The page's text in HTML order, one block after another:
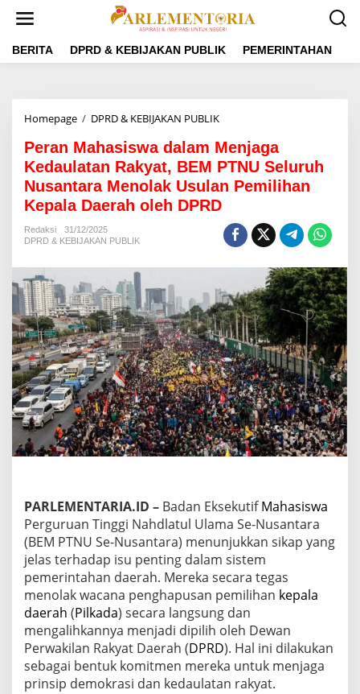
t
BERITA DPRD & KEBIJAKAN PUBLIK PEMERINTAHAN
Homepage / DPRD & KEBIJAKAN PUBLIK
r
a
n
M
a
a
w
a
d
a
l
a
m
M
e
n
j
a
e
d
a
l
a
t
a
n
R
a
k
y
Peran Mahasiswa dalam Menjaga
Kedaulatan Rakyat, BEM PTNU Seluruh
Nusantara Menolak Usulan Pemilihan
Kepala Daerah oleh DPRD
Redaksi
31/12/2025
DPRD & KEBIJAKAN PUBLIK
PARLEMENTARIA.ID – Badan EksekutifMahasiswa
Perguruan Tinggi Nahdlatul Ulama Se-Nusantara
(BEM PTNU Se-Nusantara) menunjukkan sikap yang
jelas terhadap isu penting dalam sistem
pemerintahan daerah. Mereka secara tegas
menolak wacana penghapusan pemilihan kepala
daerah (Pilkada) secara langsung dan
mengalihkannya menjadi dipilih oleh Dewan
Perwakilan Rakyat Daerah (DPRD). Hal ini dilakukan
sebagai bentuk komitmen mereka untuk menjaga
prinsip demokrasi dan kedaulatan rakyat.